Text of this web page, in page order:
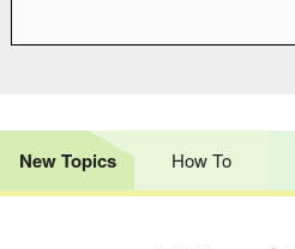
New Topics How To